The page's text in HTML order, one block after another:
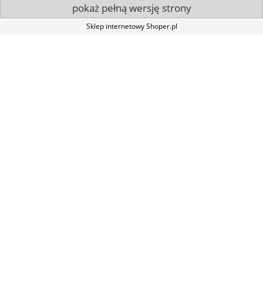
pokaż pełną wersję strony
Sklep internetowy Shoper.pl